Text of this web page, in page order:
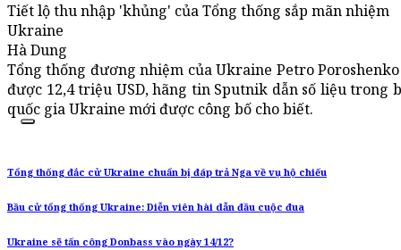
Tiết lộ thu nhập 'khủng' của Tổng thống sắp mãn nhiệm
Ukraine
Hà Dung
Tổng thống đương nhiệm của Ukraine Petro
được 12,4 triệu USD, hãng tin Sputnik dẫn số liệu trong
quốc gia Ukraine mới được công bố cho biết.
Tổng thống đắc cử Ukraine chuẩn bị đáp trả Nga về vụ hộ chiếu
Bầu cử tổng thống Ukraine: Diễn viên hài dẫn đầu cuộc đua
Ukraine sẽ tấn công Donbass vào ngày 14/12?